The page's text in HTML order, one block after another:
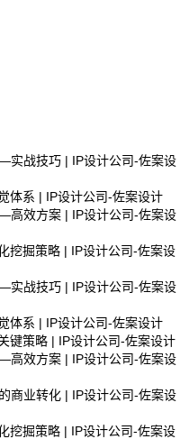
战技巧 | IP设计公司-佐案设
体系 | IP设计公司-佐案设计
效方案 | IP设计公司-佐案设
挖掘策略 | IP设计公司-佐案设
战技巧 | IP设计公司-佐案设
体系 | IP设计公司-佐案设计
策略 | IP设计公司-佐案设计
效方案 | IP设计公司-佐案设
商业转化 | IP设计公司-佐案设
挖掘策略 | IP设计公司-佐案设